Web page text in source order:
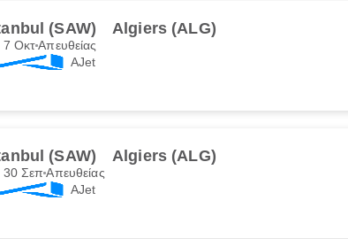
(SAW) Algiers (ALG)
7 ΟκτΑπευθείας
AJet
(SAW) Algiers (ALG)
30 ΣεπΑπευθείας
AJet